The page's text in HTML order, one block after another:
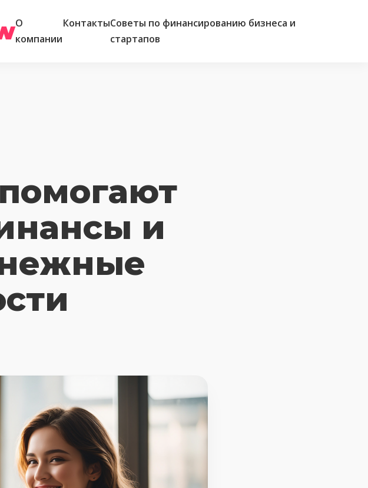
О
компании
КонтактыСоветы по финансированию бизнеса и
стартапов
и